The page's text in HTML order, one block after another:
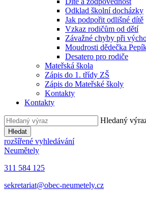
Odklad školní docházky
Jak podpořit odlišné dítě
Vzkaz rodičům od dětí
Závažné chyby při
Moudrosti dědečka
Desatero pro rodiče
Mateřská škola
Zápis do 1. třídy ZŠ
Zápis do Mateřské školy
Kontakty
Kontakty
Hledaný
Hledat
rozšířené vyhledávání
Neumětely
311 584 125
sekretariat@obec-neumetely.cz